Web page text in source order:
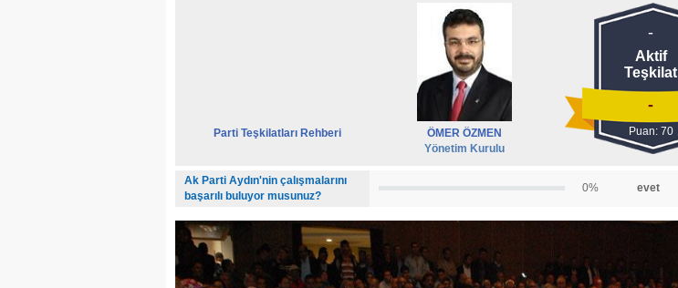
Parti Teşkilatları Rehberi
ÖMER ÖZMEN
Yönetim Kurulu
-
Aktif
Teşkilat
Puan: 70
-
Ak Parti Aydın'nin çalışmalarını
başarılı buluyor musunuz?
0% evet